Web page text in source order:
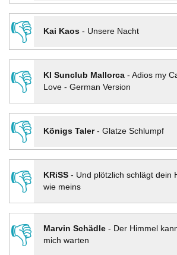
👎
Kai Kaos- Unsere Nacht
👎
KI Sunclub Mallorca- Adios my
Love - German Version
👎
Königs Taler- Glatze Schlumpf
👎
KRiSS- Und plötzlich schlägt dein
wie meins
👎 Marvin Schädle- Der Himmel
mich warten